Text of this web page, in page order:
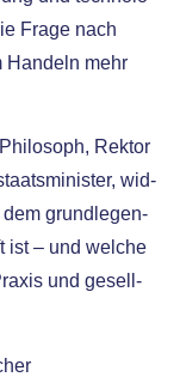
Frage nach
Handeln mehr
Rektor
wid­
dem grund­le­gen­
ist – und wel­che
und gesell­